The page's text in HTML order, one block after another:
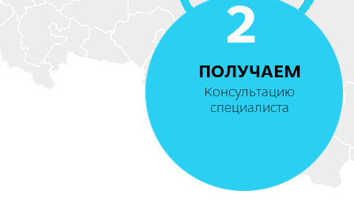
2
ПОЛУЧАЕМ
Консультацию
специалиста